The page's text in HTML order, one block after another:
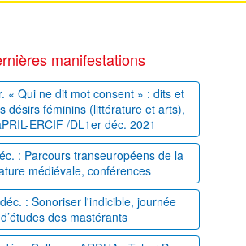
manifestations
« Qui ne dit mot consent » : dits et
désirs féminins (littérature et arts),
ERCIF /DL1er déc. 2021
: Parcours transeuropéens de la
médiévale, conférences
: Sonoriser l'indicible, journée
d’études des mastérants